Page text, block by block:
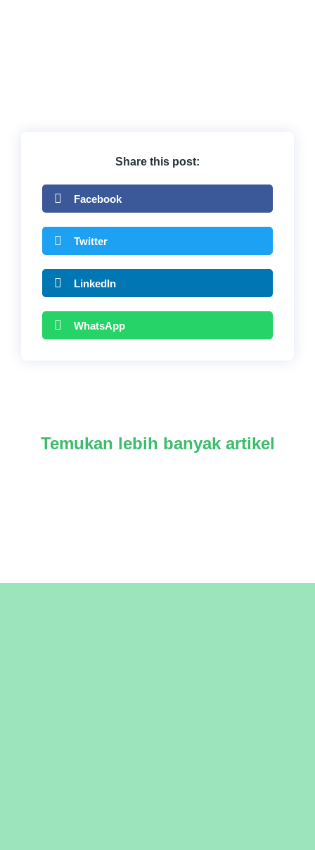
Share this post:
Facebook
Twitter
LinkedIn
WhatsApp
Temukan lebih banyak artikel